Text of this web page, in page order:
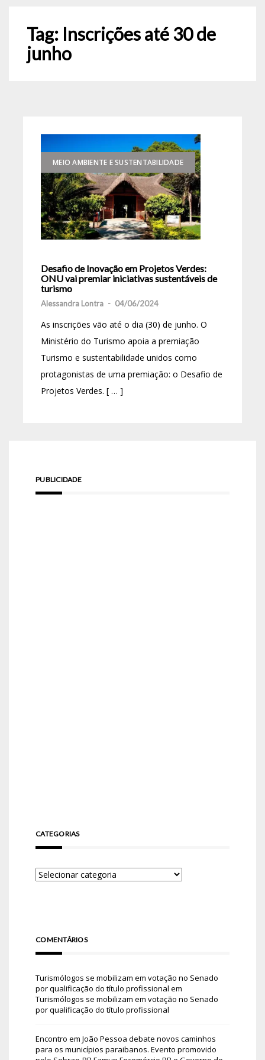
Tag: Inscrições até 30 de
junho
MEIO AMBIENTE E SUSTENTABILIDADE
Desafio de Inovação em Projetos Verdes:
ONU vai premiar iniciativas sustentáveis de
turismo
Alessandra Lontra - 04/06/2024
As inscrições vão até o dia (30) de junho. O
Ministério do Turismo apoia a premiação
Turismo e sustentabilidade unidos como
protagonistas de uma premiação: o Desafio de
Projetos Verdes. [ … ]
PUBLICIDADE
CATEGORIAS
COMENTÁRIOS
Turismólogos se mobilizam em votação no Senado
por qualificação do título profissional em
Turismólogos se mobilizam em votação no Senado
por qualificação do título profissional
Encontro em João Pessoa debate novos caminhos
para os municípios paraibanos. Evento promovido